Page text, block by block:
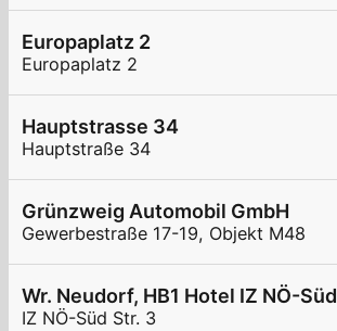
Europaplatz 2
Europaplatz 2
Hauptstrasse 34
Hauptstraße 34
Grünzweig Automobil GmbH
Gewerbestraße 17-19, Objekt M48
Wr. Neudorf, HB1 Hotel IZ NÖ-Süd
IZ NÖ-Süd Str. 3